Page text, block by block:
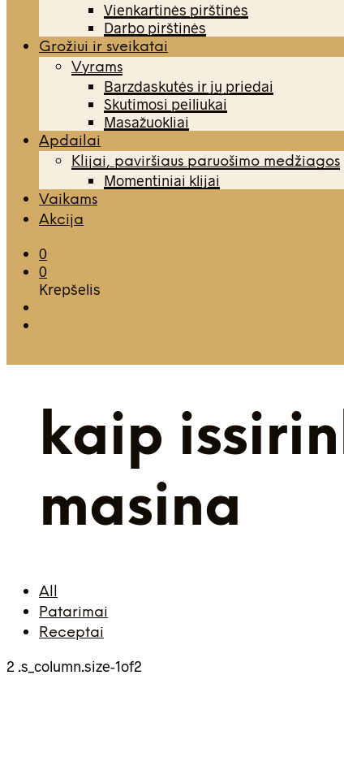
Vienkartinės pirštinės
Darbo pirštinės
Grožiui ir sveikatai
Vyrams
Barzdaskutės ir jų priedai
Skutimosi peiliukai
Masažuokliai
Apdailai
Klijai, paviršiaus paruošimo medžiagos
Momentiniai klijai
Vaikams
Akcija
0
0
Krepšelis
kaip
masina
All
Patarimai
Receptai